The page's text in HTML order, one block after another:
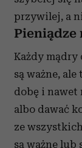
przywilej, a
Pieniądze
Każdy mądry
są ważne,
dobę i nawet
albo dawać
ze
są ważne lub